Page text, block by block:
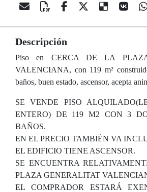
Descripción
Piso en CERCA DE LA
VALENCIANA, con 119 m²
baños, buen estado, ascensor, acepta
SE VENDE PISO
ENTERO) DE 119 M2 CON 3
BAÑOS.
EN EL PRECIO TAMBIÉN VA
EL EDIFICIO TIENE ASCENSOR.
SE ENCUENTRA
PLAZA GENERALITAT
EL COMPRADOR ESTARÁ